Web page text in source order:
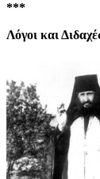
***
Λόγοι και